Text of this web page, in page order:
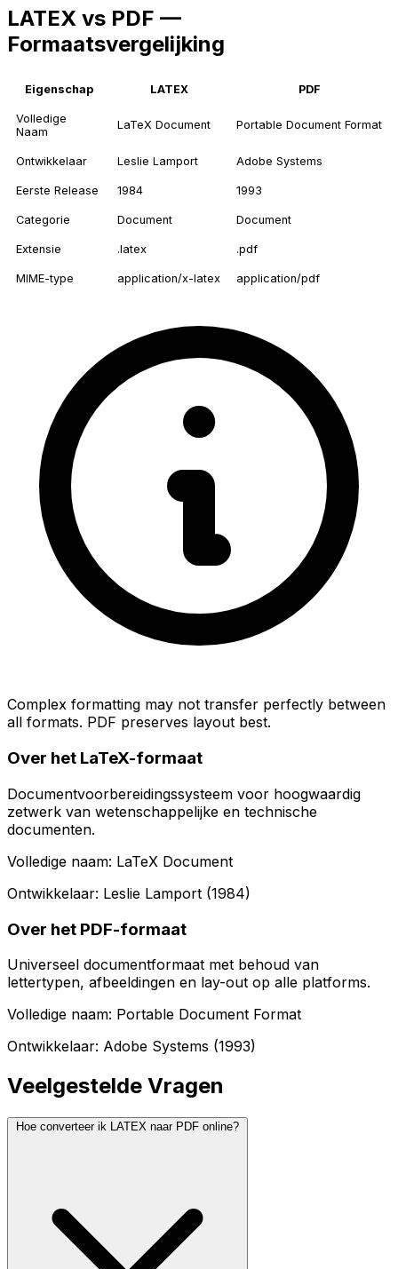
LATEX vs PDF —
Formaatsvergelijking
Eigenschap LATEX PDF
Volledige
Naam
LaTeX Document Portable Document Format
Ontwikkelaar Leslie Lamport Adobe Systems
Eerste Release 1984 1993
Categorie Document Document
Extensie .latex .pdf
MIME-type application/x-latex application/pdf
Complex formatting may not transfer perfectly between
all formats. PDF preserves layout best.
Over het LaTeX-formaat
Documentvoorbereidingssysteem voor hoogwaardig
zetwerk van wetenschappelijke en technische
documenten.
Volledige naam: LaTeX Document
Ontwikkelaar: Leslie Lamport (1984)
Over het PDF-formaat
Universeel documentformaat met behoud van
lettertypen, afbeeldingen en lay-out op alle platforms.
Volledige naam: Portable Document Format
Ontwikkelaar: Adobe Systems (1993)
Veelgestelde Vragen
Hoe converteer ik LATEX naar PDF online?